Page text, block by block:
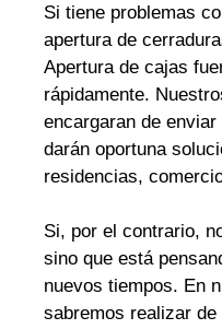
Si tiene problemas
apertura de
Apertura de cajas
rápidamente.
encargaran de
darán oportuna
residencias,
Si, por el contrario,
sino que está
nuevos tiempos. En
sabremos realizar